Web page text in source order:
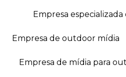
empresa
empresa de outdoor mídia
empresa de mídia para